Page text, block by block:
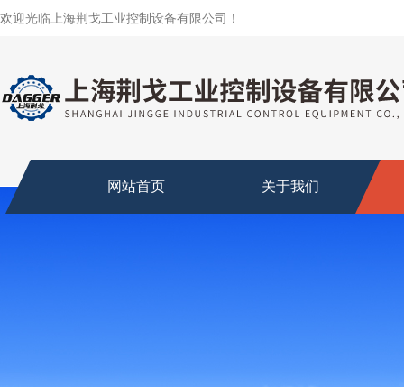
欢迎光临上海荆戈工业控制设备有限公司！
网站首页 关于我们